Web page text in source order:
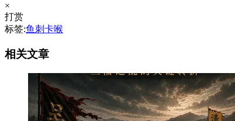
×
打赏
标签:鱼刺卡喉
相关文章